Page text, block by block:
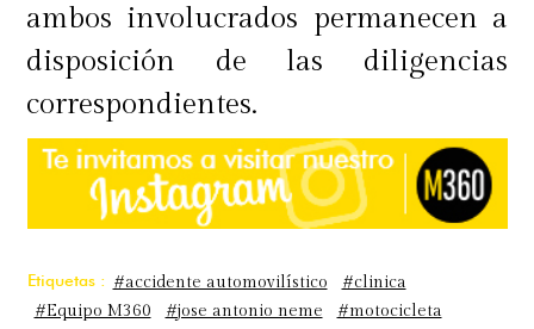
ambos involucrados permanecen a
disposición de las diligencias
correspondientes.
Etiquetas : #accidente automovilístico
#clinica
#Equipo M360
#jose antonio neme
#motocicleta